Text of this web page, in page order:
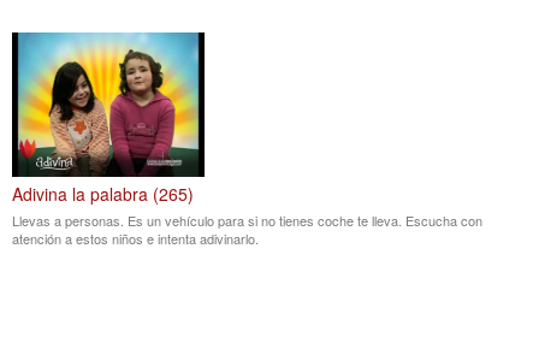
Adivina la palabra (265)
Llevas a personas. Es un vehículo para si no tienes coche te lleva. Escucha con
atención a estos niños e intenta adivinarlo.